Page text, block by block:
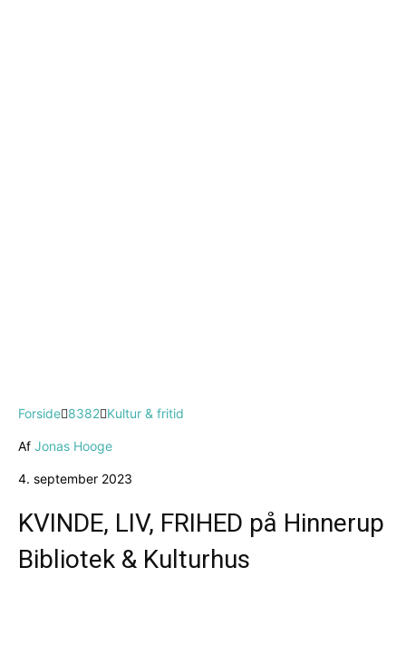
Forside 8382 Kultur & fritid
Af Jonas Hooge
4. september 2023
KVINDE, LIV, FRIHED på Hinnerup
Bibliotek & Kulturhus